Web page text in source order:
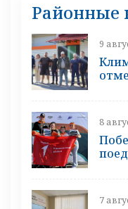
Районные
9
8
7